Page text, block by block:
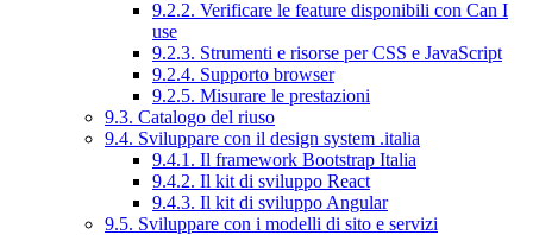
9.2.2. Verificare le feature disponibili con Can I
use
9.2.3. Strumenti e risorse per CSS e JavaScript
9.2.4. Supporto browser
9.2.5. Misurare le prestazioni
9.3. Catalogo del riuso
9.4. Sviluppare con il design system .italia
9.4.1. Il framework Bootstrap Italia
9.4.2. Il kit di sviluppo React
9.4.3. Il kit di sviluppo Angular
9.5. Sviluppare con i modelli di sito e servizi